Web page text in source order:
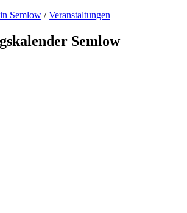
Semlow /Veranstaltungen
Semlow